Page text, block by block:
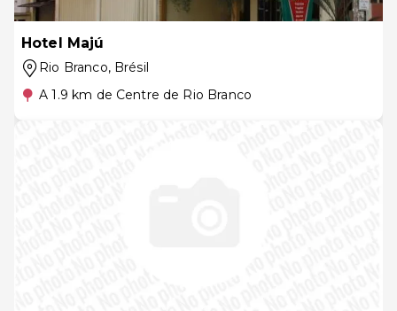
Hotel Majú
Rio Branco, Brésil
A 1.9 km de Centre de Rio Branco